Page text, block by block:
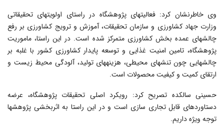
وی خاطرنشان کرد: فعالیت‎های پژوهشگاه در راستای اولویت‎های تحقیقاتی
وزارت جهاد کشاورزی و سازمان تحقیقات، آموزش و ترویج کشاورزی بر رفع
چالش‎های عمده بخش کشاورزی متمرکز شده است. در این راستا، ماموریت
پژوهشگاه، تامین امنیت غذایی و توسعه پایدار کشاورزی کشور با غلبه بر
چالش‎هایی چون تنش‎های محیطی، هزینه‎های تولید، آلودگی محیط زیست و
ارتقای کمیت و کیفیت محصولات است.
حسینی سالکده تصریح کرد: رویکرد اصلی تحقیقات پژوهشگاه، عرضه
دستاوردهای قابل تجاری سازی است و در این راستا به اثربخشی پژوهش‎ها
توجه ویژه داریم.